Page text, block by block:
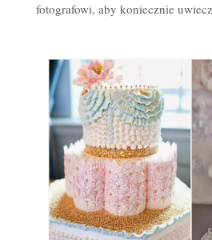
fotografowi, aby koniecznie